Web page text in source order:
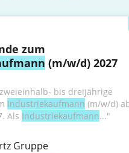
(m/w/d) 2027
bis dreijährige
Industriekaufmann (m/w/d)
Als Industriekaufmann..."
Gruppe